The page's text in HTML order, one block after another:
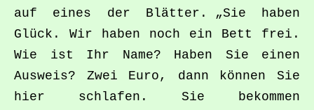
auf eines der Blätter. „Sie haben
Glück. Wir haben noch ein Bett frei.
Wie ist Ihr Name? Haben Sie einen
Ausweis? Zwei Euro, dann können Sie
hier schlafen. Sie bekommen